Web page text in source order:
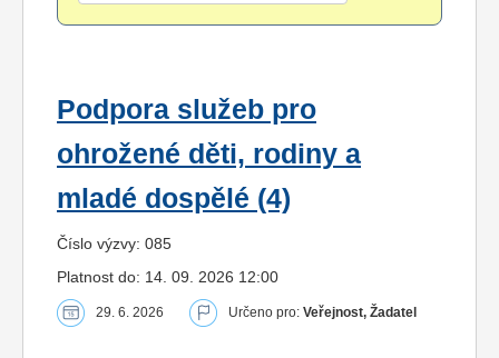
Podpora služeb pro
ohrožené děti, rodiny a
mladé dospělé (4)
Číslo výzvy: 085
Platnost do: 14. 09. 2026 12:00
29. 6. 2026 Určeno pro: Veřejnost, Žadatel